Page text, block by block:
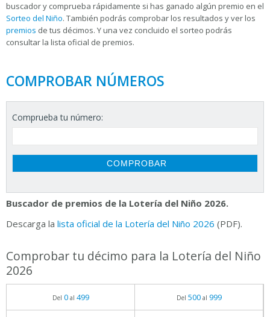
buscador y comprueba rápidamente si has ganado algún premio en el
Sorteo del Niño. También podrás comprobar los resultados y ver los
premios de tus décimos. Y una vez concluido el sorteo podrás
consultar la lista oficial de premios.
COMPROBAR NÚMEROS
Comprueba tu número:
Buscador de premios de la Lotería del Niño 2026.
Descarga la lista oficial de la Lotería del Niño 2026 (PDF).
Comprobar tu décimo para la Lotería del Niño
2026
Del 0al 499 Del 500al 999